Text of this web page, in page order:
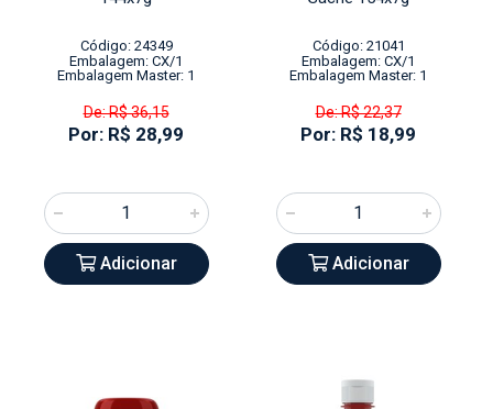
Código: 24349
Embalagem: CX/1
Embalagem Master: 1
De: R$ 36,15
Por: R$ 28,99
Adicionar
Código: 21041
Embalagem: CX/1
Embalagem Master: 1
De: R$ 22,37
Por: R$ 18,99
Adicionar